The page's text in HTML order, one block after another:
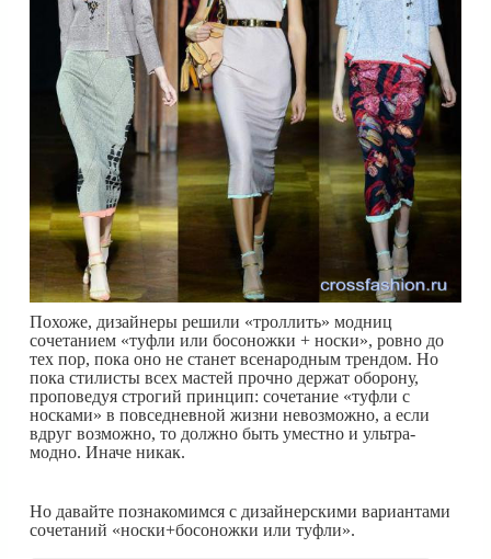
Похоже, дизайнеры решили «троллить» модниц
сочетанием «туфли или босоножки + носки», ровно до
тех пор, пока оно не станет всенародным трендом. Но
пока стилисты всех мастей прочно держат оборону,
проповедуя строгий принцип: сочетание «туфли с
носками» в повседневной жизни невозможно, а если
вдруг возможно, то должно быть уместно и ультра-
модно. Иначе никак.
Но давайте познакомимся с дизайнерскими вариантами
сочетаний «носки+босоножки или туфли».